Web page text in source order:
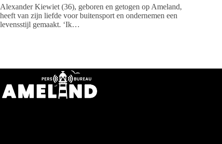
Alexander Kiewiet (36), geboren en getogen op Ameland,
heeft van zijn liefde voor buitensport en ondernemen een
levensstijl gemaakt. ‘Ik…